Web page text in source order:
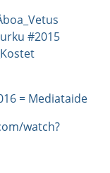
#2015
= Mediataide
watch?